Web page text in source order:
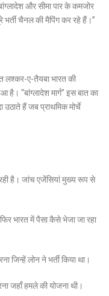
और सीमा पार के कमजोर
भर्ती चैनल की मैपिंग कर रहे हैं।”
लश्कर-ए-तैयबा भारत की
“बांग्लादेश मार्ग” इस बात का
हैं जब प्राथमिक मोर्चे
है। जांच एजेंसियां मुख्य रूप से
भारत में पैसा कैसे भेजा जा रहा
जिन्हें लोन ने भर्ती किया था।
जहाँ हमले की योजना थी।